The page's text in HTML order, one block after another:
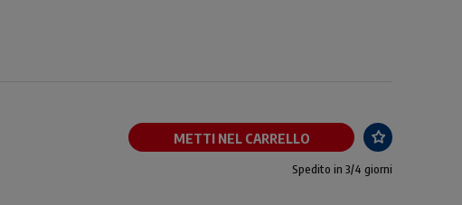
METTI NEL CARRELLO
Spedito in 3/4 giorni